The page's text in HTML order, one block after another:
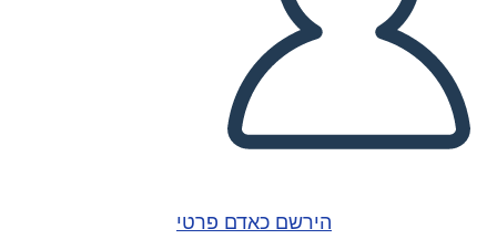
הירשם כאדם פרטי